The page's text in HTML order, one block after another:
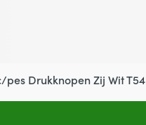
pes Drukknopen Zij Wit T54